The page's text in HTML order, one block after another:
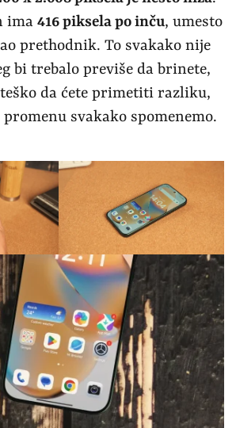
ima 416 piksela po inču, umesto
prethodnik. To svakako nije
bi trebalo previše da brinete,
da ćete primetiti razliku,
svakako spomenemo.